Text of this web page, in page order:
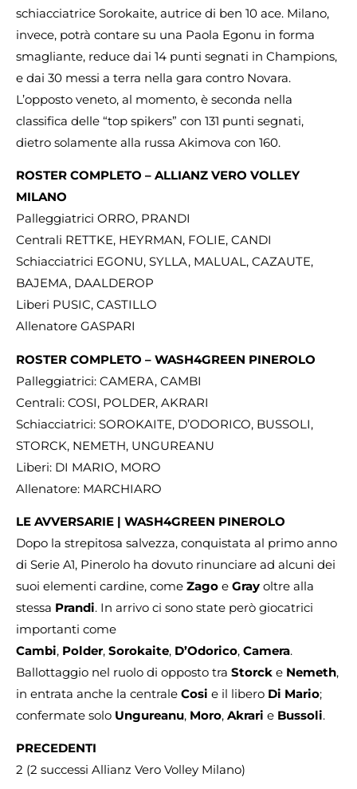
schiacciatrice Sorokaite, autrice di ben 10 ace. Milano,
invece, potrà contare su una Paola Egonu in forma
smagliante, reduce dai 14 punti segnati in Champions,
e dai 30 messi a terra nella gara contro Novara.
L’opposto veneto, al momento, è seconda nella
classifica delle “top spikers” con 131 punti segnati,
dietro solamente alla russa Akimova con 160.
ROSTER COMPLETO – ALLIANZ VERO VOLLEY
MILANO
Palleggiatrici ORRO, PRANDI
Centrali RETTKE, HEYRMAN, FOLIE, CANDI
Schiacciatrici EGONU, SYLLA, MALUAL, CAZAUTE,
BAJEMA, DAALDEROP
Liberi PUSIC, CASTILLO
Allenatore GASPARI
ROSTER COMPLETO – WASH4GREEN PINEROLO
Palleggiatrici: CAMERA, CAMBI
Centrali: COSI, POLDER, AKRARI
Schiacciatrici: SOROKAITE, D’ODORICO, BUSSOLI,
STORCK, NEMETH, UNGUREANU
Liberi: DI MARIO, MORO
Allenatore: MARCHIARO
LE AVVERSARIE | WASH4GREEN PINEROLO
Dopo la strepitosa salvezza, conquistata al primo anno
di Serie A1, Pinerolo ha dovuto rinunciare ad alcuni dei
suoi elementi cardine, come Zago e Gray oltre alla
stessa Prandi. In arrivo ci sono state però giocatrici
importanti come
Cambi, Polder, Sorokaite, D’Odorico, Camera.
Ballottaggio nel ruolo di opposto tra Storck e Nemeth,
in entrata anche la centrale Cosi e il libero Di Mario;
confermate solo Ungureanu, Moro, Akrari e Bussoli.
PRECEDENTI
2 (2 successi Allianz Vero Volley Milano)